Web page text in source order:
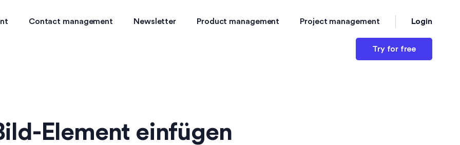
Contact management Newsletter Product management Project management Login
Try for free
Element einfügen